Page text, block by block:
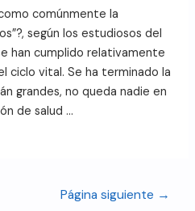
comúnmente la
según los estudiosos del
han cumplido relativamente
ciclo vital. Se ha terminado la
grandes, no queda nadie en
de salud …
Página siguiente →